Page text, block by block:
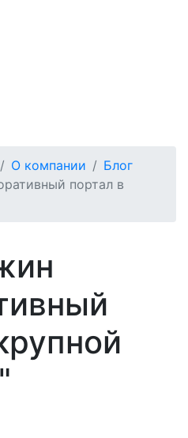
О компании
Блог
портал в